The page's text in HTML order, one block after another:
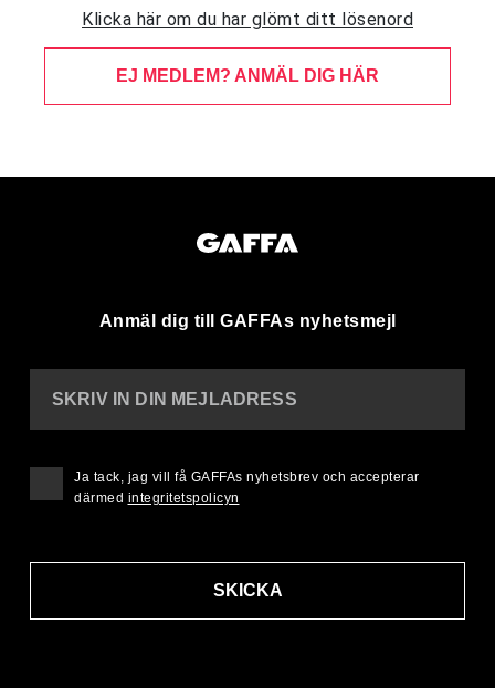
Klicka här om du har glömt ditt lösenord
EJ MEDLEM? ANMÄL DIG HÄR
Anmäl dig till GAFFAs nyhetsmejl
SKRIV IN DIN MEJLADRESS
SKICKA
Ja tack, jag vill få GAFFAs nyhetsbrev och accepterar
därmed integritetspolicyn